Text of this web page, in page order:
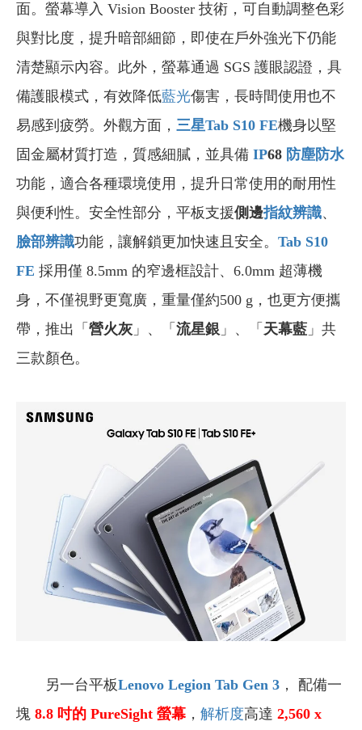
面。螢幕導入 Vision Booster 技術，可自動調整色彩
與對比度，提升暗部細節，即使在戶外強光下仍能
清楚顯示內容。此外，螢幕通過 SGS 護眼認證，具
備護眼模式，有效降低藍光傷害，長時間使用也不
易感到疲勞。外觀方面， 三星Tab S10 FE機身以堅
固金屬材質打造，質感細膩，並具備 IP68 防塵防水
功能，適合各種環境使用，提升日常使用的耐用性
與便利性。安全性部分，平板支援側邊指紋辨識、
臉部辨識功能，讓解鎖更加快速且安全。 Tab S10
FE 採用僅 8.5mm 的窄邊框設計、6.0mm 超薄機
身，不僅視野更寬廣，重量僅約500 g，也更方便攜
帶，推出「 營火灰 」、「 流星銀 」、「 天幕藍 」共
三款顏色。
另一台平板Lenovo Legion Tab Gen 3 ， 配備一
塊 8.8 吋的 PureSight 螢幕 ， 解析度高達 2,560 x